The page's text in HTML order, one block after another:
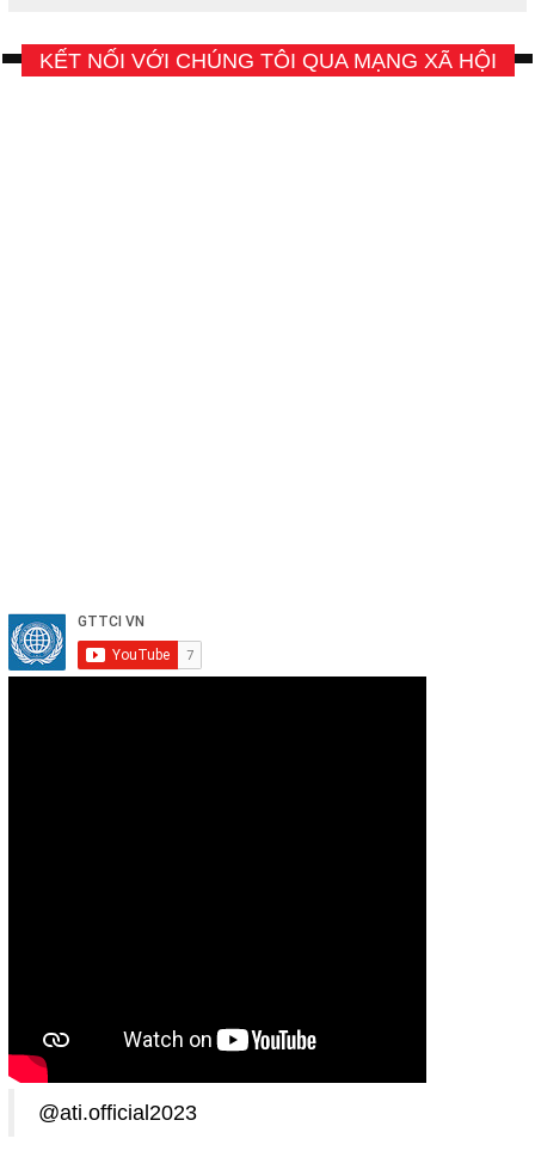
KẾT NỐI VỚI CHÚNG TÔI QUA MẠNG XÃ HỘI
@ati.official2023